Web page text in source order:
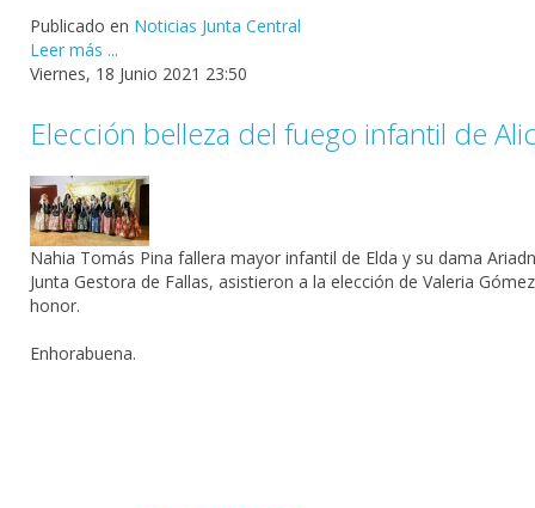
Publicado en Noticias Junta Central
Leer más ...
Viernes, 18 Junio 2021 23:50
Elección belleza del fuego infantil de
Nahia Tomás Pina fallera mayor infantil de Elda y su dama
Junta Gestora de Fallas, asistieron a la elección de Valeria
honor.
Enhorabuena.